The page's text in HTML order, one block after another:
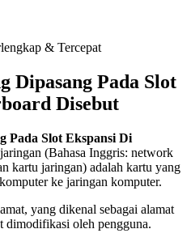
& Tercepat
Dipasang Pada Slot
Disebut
Pada Slot Ekspansi Di
(Bahasa Inggris: network
kartu jaringan) adalah kartu yang
ke jaringan komputer.
yang dikenal sebagai alamat
dimodifikasi oleh pengguna.